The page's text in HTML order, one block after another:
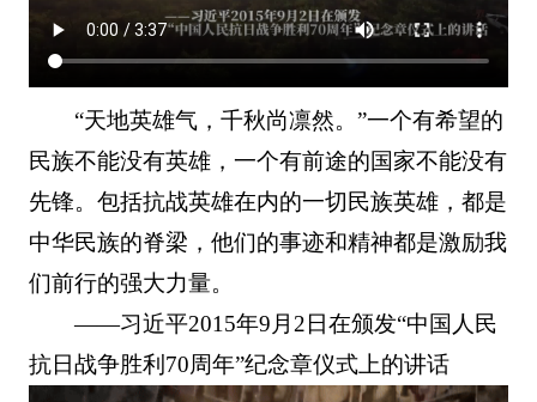
“天地英雄气，千秋尚凛然。”一个有希望的
民族不能没有英雄，一个有前途的国家不能没有
先锋。包括抗战英雄在内的一切民族英雄，都是
中华民族的脊梁，他们的事迹和精神都是激励我
们前行的强大力量。
——习近平2015年9月2日在颁发“中国人民
抗日战争胜利70周年”纪念章仪式上的讲话